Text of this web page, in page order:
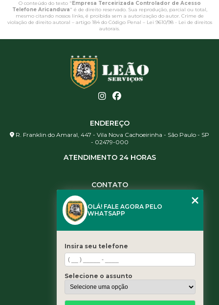
O conteúdo do texto " Empresa Terceirizada Controlador de Acesso
Telefone Aricanduva" é de direito reservado. Sua reprodução, parcial ou total,
mesmo citando nossos links, é proibida sem a autorização do autor. Crime de
violação de direito autoral – artigo 184 do Código Penal – Lei 9610/98 - Lei de direitos
autorais.
ENDEREÇO
R. Franklin do Amaral, 447 - Vila Nova Cachoeirinha - São Paulo - SP
- 02479-000
ATENDIMENTO 24 HORAS
CONTATO
(11) 3461-5871
contato@leaoservicos.com.br
Home
Quem somos
Serviços
OLÁ! FALE AGORA PELO
WHATSAPP
Insira seu telefone
Selecione o assunto